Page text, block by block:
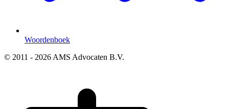
Woordenboek
© 2011 - 2026 AMS Advocaten B.V.